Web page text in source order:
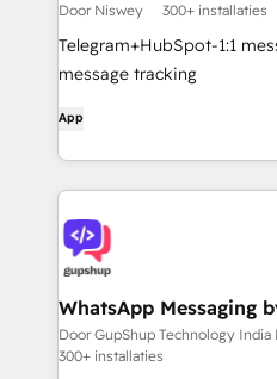
Door Niswey 300+ installaties
Telegram+HubSpot-1:1
message tracking
App
WhatsApp Messaging
Door GupShup Technology India
300+ installaties